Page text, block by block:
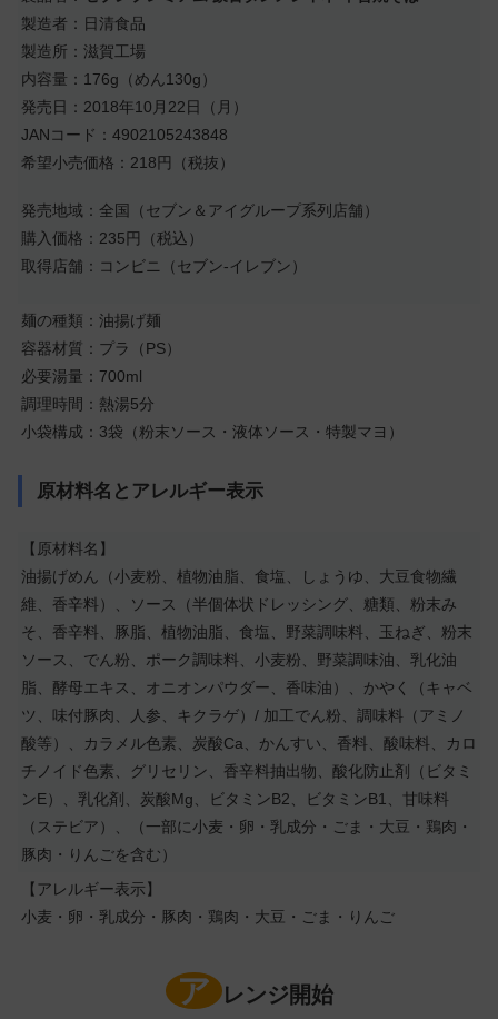
製造者：日清食品
製造所：滋賀工場
内容量：176g（めん130g）
発売日：2018年10月22日（月）
JANコード：4902105243848
希望小売価格：218円（税抜）
発売地域：全国（セブン＆アイグループ系列店舗）
購入価格：235円（税込）
取得店舗：コンビニ（セブン-イレブン）
麺の種類：油揚げ麺
容器材質：プラ（PS）
必要湯量：700ml
調理時間：熱湯5分
小袋構成：3袋（粉末ソース・液体ソース・特製マヨ）
原材料名とアレルギー表示
【原材料名】
油揚げめん（小麦粉、植物油脂、食塩、しょうゆ、大豆食物繊
維、香辛料）、ソース（半個体状ドレッシング、糖類、粉末み
そ、香辛料、豚脂、植物油脂、食塩、野菜調味料、玉ねぎ、粉末
ソース、でん粉、ポーク調味料、小麦粉、野菜調味油、乳化油
脂、酵母エキス、オニオンパウダー、香味油）、かやく（キャベ
ツ、味付豚肉、人参、キクラゲ）/ 加工でん粉、調味料（アミノ
酸等）、カラメル色素、炭酸Ca、かんすい、香料、酸味料、カロ
チノイド色素、グリセリン、香辛料抽出物、酸化防止剤（ビタミ
ンE）、乳化剤、炭酸Mg、ビタミンB2、ビタミンB1、甘味料
（ステビア）、（一部に小麦・卵・乳成分・ごま・大豆・鶏肉・
豚肉・りんごを含む）
【アレルギー表示】
小麦・卵・乳成分・豚肉・鶏肉・大豆・ごま・りんご
ア レンジ開始